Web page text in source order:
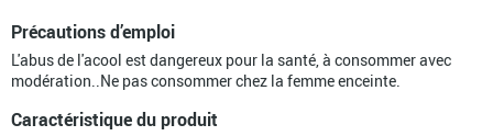
Précautions d’emploi
L'abus de l'acool est dangereux pour la santé, à consommer avec
modération..Ne pas consommer chez la femme enceinte.
Caractéristique du produit